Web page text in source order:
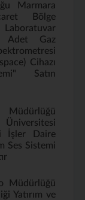
Marmara
Bölge
Adet Gaz
Cihazı
Satın
İşler Daire
Ses Sistemi
Müdürlüğü
Yatırım ve